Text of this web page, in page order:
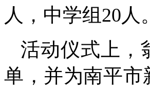
人，中学组20人。
活动仪式上，
单，并为南平